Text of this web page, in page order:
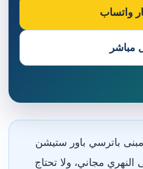
واتساب
مباشر
باترسي باور ستيشن
مجاني، ولا تحتاج